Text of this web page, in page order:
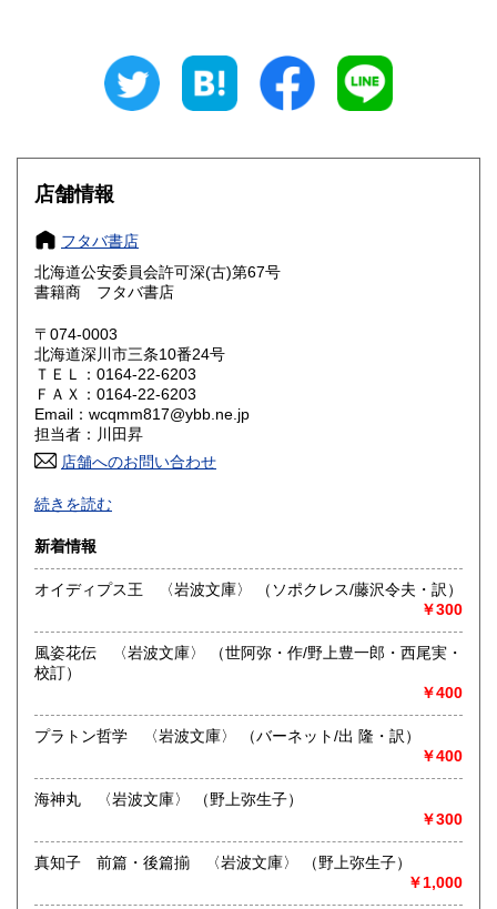
600円 三重県
大阪府
奈良県
鳥取県 600円 島根県
岡山県
山口県 600円
香川県
高知県 600円
佐賀県
熊本県 600円 大分県 600円
600円
沖縄県 600円
店舗情報
フタバ書店
北海道公安委員会許可深(古)第67号
書籍商 フタバ書店
〒074-0003
北海道深川市三条10番24号
ＴＥＬ：0164-22-6203
ＦＡＸ：0164-22-6203
Email：wcqmm817@ybb.ne.jp
担当者：川田昇
店舗へのお問い合わせ
創業は昭和58年です。最近は古書の分野が増えました。迅
速な発送を心がけております。
沿線名：函館本線
最寄駅：深川駅
営業時間：午前10時から午後6時
書籍の買取について
取り扱い分野
古書一般（その他）
全集 コミック 古マンガ
続きを読む
新着情報
オイディプス王 〈岩波文庫〉 （ソポクレス/藤沢令夫・訳）
￥300
風姿花伝 〈岩波文庫〉 （世阿弥・作/野上豊一郎・西尾実・
校訂）
￥400
プラトン哲学 〈岩波文庫〉 （バーネット/出 隆・訳）
￥400
海神丸 〈岩波文庫〉 （野上弥生子）
￥300
真知子 前篇・後篇揃 〈岩波文庫〉 （野上弥生子）
￥1,000